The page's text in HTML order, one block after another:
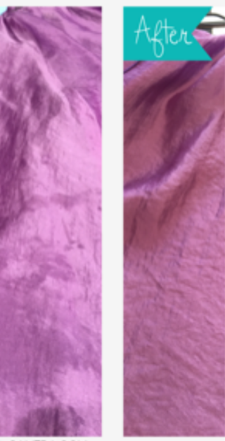
ットの水丸洗い
モンクレールなどのクリーニング店の選び方かたは
洗う頻度は？どんな洗い方をするの？クリーニング
のプロが全てお答えします。